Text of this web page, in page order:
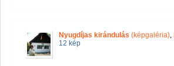
Nyugdíjas kirándulás (képgaléria),
12 kép